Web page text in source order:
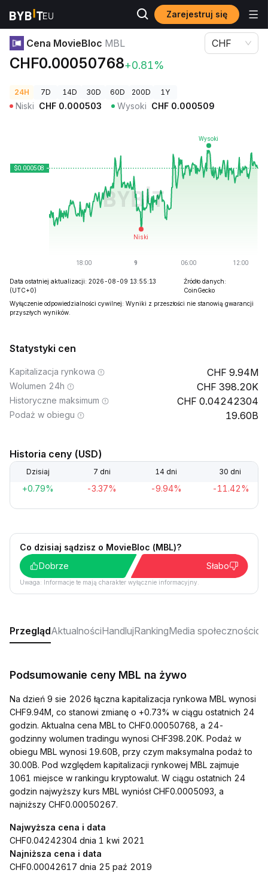
Zarejestruj się
Ceny kryptowalut Cena MovieBloc MBL
Cena MovieBloc MBL
CHF0.00050768+0.81%
CHF
24H 7D 14D 30D 60D 200D 1Y
Niski CHF 0.000503 Wysoki CHF 0.000509
Data ostatniej aktualizacji: 2026-08-09 13:55:13
(UTC+0)
Źródło danych:
CoinGecko
Wyłączenie odpowiedzialności cywilnej: Wyniki z przeszłości nie stanowią gwarancji
przyszłych wyników.
Statystyki cen
Kapitalizacja rynkowa 9.94M
Wolumen 24h 398.20K
Historyczne maksimum 0.04242304
Podaż w obiegu 19.60B
Historia ceny (USD)
Dzisiaj 7 dni 14 dni 30 dni
+0.79% -3.37% -9.94% -11.42%
Co dzisiaj sądzisz o MovieBloc (MBL)?
Dobrze
Słabo
Uwaga: Informacje te mają charakter wyłącznie informacyjny.
PrzeglądAktualnościHandlujRankingMedia
Podsumowanie ceny MBL na żywo
Na dzień 9 sie 2026 łączna kapitalizacja rynkowa MBL wynosi
CHF9.94M, co stanowi zmianę o +0.73% w ciągu ostatnich 24
godzin. Aktualna cena MBL to CHF0.00050768, a 24-
godzinny wolumen tradingu wynosi CHF398.20K. Podaż w
obiegu MBL wynosi 19.60B, przy czym maksymalna podaż to
30.00B. Pod względem kapitalizacji rynkowej MBL zajmuje
1061 miejsce w rankingu kryptowalut. W ciągu ostatnich 24
godzin najwyższy kurs MBL wyniósł CHF0.0005093, a
najniższy CHF0.00050267.
Najwyższa cena i data
CHF0.04242304 dnia 1 kwi 2021
Najniższa cena i data
CHF0.00042617 dnia 25 paź 2019